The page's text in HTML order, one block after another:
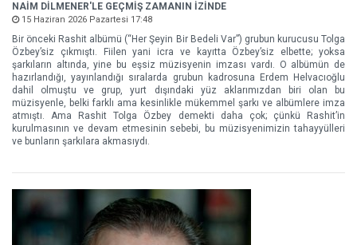
NAİM DİLMENER'LE GEÇMİŞ ZAMANIN İZİNDE
15 Haziran 2026 Pazartesi 17:48
Bir önceki Rashit albümü (“Her Şeyin Bir Bedeli Var”) grubun kurucusu Tolga
Özbey’siz çıkmıştı. Fiilen yani icra ve kayıtta Özbey’siz elbette; yoksa
şarkıların altında, yine bu eşsiz müzisyenin imzası vardı. O albümün de
hazırlandığı, yayınlandığı sıralarda grubun kadrosuna Erdem Helvacıoğlu
dahil olmuştu ve grup, yurt dışındaki yüz aklarımızdan biri olan bu
müzisyenle, belki farklı ama kesinlikle mükemmel şarkı ve albümlere imza
atmıştı. Ama Rashit Tolga Özbey demekti daha çok; çünkü Rashit’in
kurulmasının ve devam etmesinin sebebi, bu müzisyenimizin tahayyülleri
ve bunların şarkılara akmasıydı.